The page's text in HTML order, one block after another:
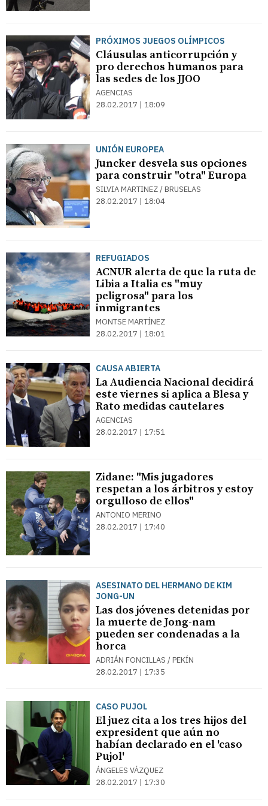
PRÓXIMOS JUEGOS OLÍMPICOS
Cláusulas anticorrupción y
pro derechos humanos para
las sedes de los JJOO
AGENCIAS
28.02.2017 | 18:09
UNIÓN EUROPEA
Juncker desvela sus opciones
para construir "otra" Europa
SILVIA MARTINEZ / BRUSELAS
28.02.2017 | 18:04
REFUGIADOS
ACNUR alerta de que la ruta de
Libia a Italia es "muy
peligrosa" para los
inmigrantes
MONTSE MARTÍNEZ
28.02.2017 | 18:01
CAUSA ABIERTA
La Audiencia Nacional decidirá
este viernes si aplica a Blesa y
Rato medidas cautelares
AGENCIAS
28.02.2017 | 17:51
Zidane: "Mis jugadores
respetan a los árbitros y estoy
orgulloso de ellos"
ANTONIO MERINO
28.02.2017 | 17:40
ASESINATO DEL HERMANO DE KIM
JONG-UN
Las dos jóvenes detenidas por
la muerte de Jong-nam
pueden ser condenadas a la
horca
ADRIÁN FONCILLAS / PEKÍN
28.02.2017 | 17:35
CASO PUJOL
El juez cita a los tres hijos del
expresident que aún no
habían declarado en el 'caso
Pujol'
ÁNGELES VÁZQUEZ
28.02.2017 | 17:30